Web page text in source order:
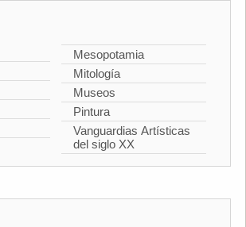
Mesopotamia
Mitología
Museos
Pintura
Vanguardias Artísticas
del siglo XX